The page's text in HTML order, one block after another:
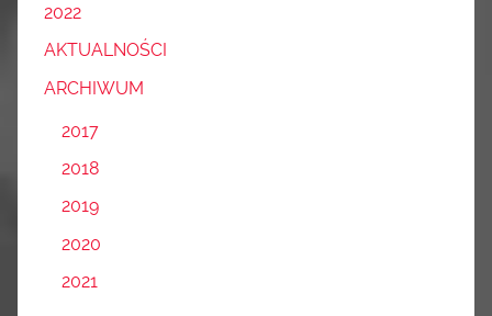
2022
AKTUALNOŚCI
ARCHIWUM
2017
2018
2019
2020
2021